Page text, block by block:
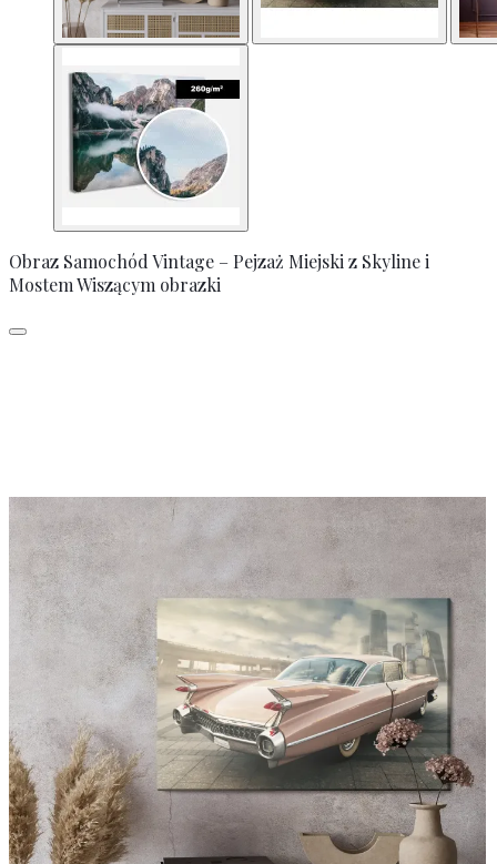
Obraz Samochód Vintage – Pejzaż Miejski z Skyline i
Mostem Wiszącym obrazki